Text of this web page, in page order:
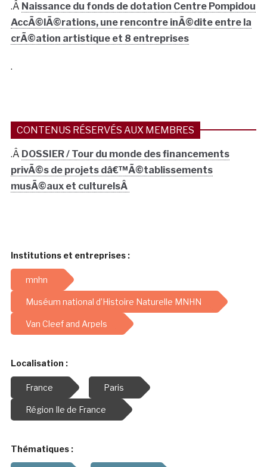
.Â Naissance du fonds de dotation Centre Pompidou
AccÃ©lÃ©rations, une rencontre inÃ©dite entre la
crÃ©ation artistique et 8 entreprises
.
CONTENUS RÉSERVÉS AUX MEMBRES
.Â DOSSIER / Tour du monde des financements
privÃ©s de projets dâ€™Ã©tablissements
musÃ©aux et culturelsÂ
Institutions et entreprises :
mnhn
Muséum national d’Histoire Naturelle MNHN
Van Cleef and Arpels
Localisation :
France Paris
Région Ile de France
Thématiques :